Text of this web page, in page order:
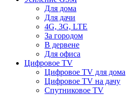
Для дома
Для дачи
4G, 3G, LTE
За городом
В дервене
Для офиса
Цифровое TV
Цифровое TV для дома
Цифровое TV на дачу
Спутниковое TV